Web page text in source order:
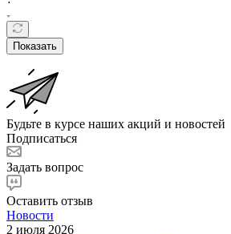
Показать
Будьте в курсе наших акций и новостей
Подписаться
Задать вопрос
Оставить отзыв
Новости
2 июля 2026